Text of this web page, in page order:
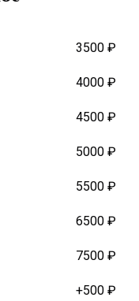
3500 ₽
4000 ₽
4500 ₽
5000 ₽
5500 ₽
6500 ₽
7500 ₽
+500 ₽